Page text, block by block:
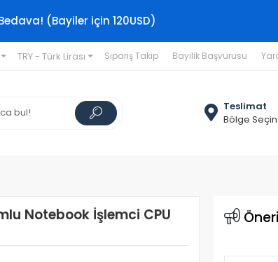
(Bayiler için 120USD)
TRY - Türk Lirası Sipariş Takip Bayilik Başvurusu
Teslimat
Bölge Seçin
Notebook İşlemci CPU